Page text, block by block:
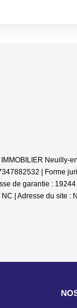
Neuilly-
| Forme
de garantie :
| Adresse du site :